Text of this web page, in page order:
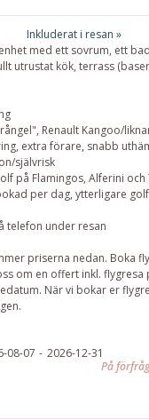
Inkluderat i resan »
med ett sovrum, ett
utrustat kök, terrass
Renault Kangoo/
extra förare, snabb
självrisk
på Flamingos, Alferini
per dag, ytterligare
telefon under resan
priserna nedan. Boka
om en offert inkl. flygresa
När vi bokar er
08-07
2026-12-31
På